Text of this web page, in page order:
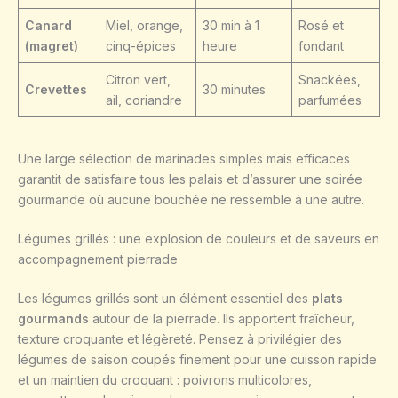
Canard
(magret)
Miel, orange,
cinq-épices
30 min à 1
heure
Rosé et
fondant
Crevettes
Citron vert,
ail, coriandre
30 minutes
Snackées,
parfumées
Une large sélection de marinades simples mais efficaces
garantit de satisfaire tous les palais et d’assurer une soirée
gourmande où aucune bouchée ne ressemble à une autre.
Légumes grillés : une explosion de couleurs et de saveurs en
accompagnement pierrade
Les légumes grillés sont un élément essentiel des plats
gourmands autour de la pierrade. Ils apportent fraîcheur,
texture croquante et légèreté. Pensez à privilégier des
légumes de saison coupés finement pour une cuisson rapide
et un maintien du croquant : poivrons multicolores,